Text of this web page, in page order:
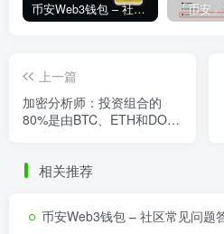
币安Web3钱包 – 社区常见问题答疑
上一篇
加密分析师：投资组合的
80%是由BTC、ETH和DOT
相关推荐
币安Web3钱包 – 社区常见问题